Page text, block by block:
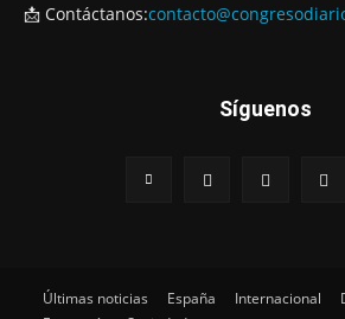
📩 Contáctanos:
Síguenos
Últimas noticias España Internacional